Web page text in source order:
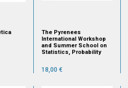
The Pyrenees
International Workshop
and Summer School on
Statistics, Probability
18,00 €